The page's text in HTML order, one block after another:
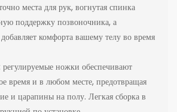
места для рук, вогнутая спинка
поддержку позвоночника, а
комфорта вашему телу во время
регулируемые ножки обеспечивают
время и в любом месте, предотвращая
и царапины на полу. Легкая сборка в